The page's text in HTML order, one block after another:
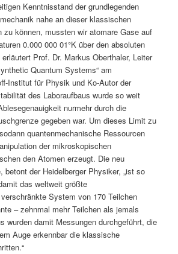
Kenntnisstand der grundlegenden
nahe an dieser klassischen
zu können, mussten wir atomare Gase auf
0.000 000 01°K über den absoluten
erläutert Prof. Dr. Markus Oberthaler, Leiter
Quantum Systems“ am
Institut für Physik und Ko-Autor der
des Laboraufbaus wurde so weit
nurmehr durch die
gegeben war. Um dieses Limit zu
quantenmechanische Ressourcen
der mikroskopischen
den Atomen erzeugt. Die neu
betont der Heidelberger Physiker, „ist so
das weltweit größte
System von 170 Teilchen
– zehnmal mehr Teilchen als jemals
wurden damit Messungen durchgeführt, die
Auge erkennbar die klassische